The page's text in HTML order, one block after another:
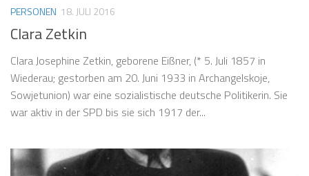
PERSONEN 18. JULI 2016
Clara Zetkin
Clara Josephine Zetkin, geborene Eißner, (* 5. Juli 1857 in
Wiederau; gestorben am 20. Juni 1933 in Archangelskoje,
Sowjetunion) war eine sozialistische deutsche Politikerin. Sie
war aktiv in der SPD bis sie sich 1917 der...